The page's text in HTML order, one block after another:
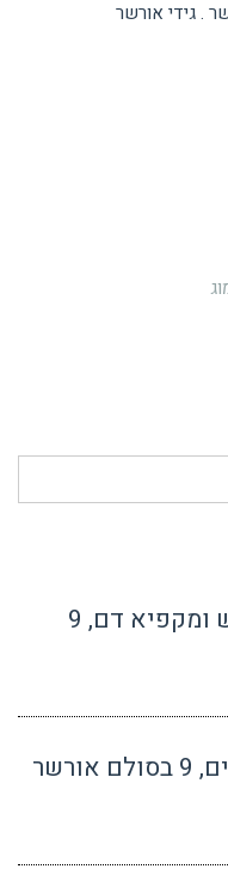
"נשים מתות מהלכות" – רגיש ומקפיא דם, 9
"עוזרת אישית" – הופך קרביים, 9 בסולם אורשר